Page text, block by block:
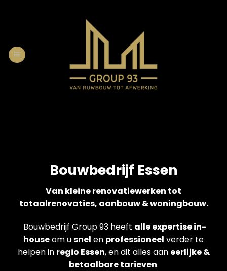
Bouwbedrijf Essen
Van kleine renovatiewerken tot
totaalrenovaties, aanbouw & woningbouw.
Bouwbedrijf Group 93 heeft alle expertise in-
houseom usnel en professioneel verder te
helpen in regio Essen, en dit alles aan eerlijke &
betaalbare tarieven.